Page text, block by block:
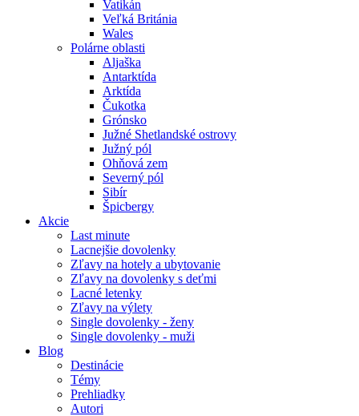
Vatikán
Veľká Británia
Wales
Polárne oblasti
Aljaška
Antarktída
Arktída
Čukotka
Grónsko
Južné Shetlandské ostrovy
Južný pól
Ohňová zem
Severný pól
Sibír
Špicbergy
Akcie
Last minute
Lacnejšie dovolenky
Zľavy na hotely a ubytovanie
Zľavy na dovolenky s deťmi
Lacné letenky
Zľavy na výlety
Single dovolenky - ženy
Single dovolenky - muži
Blog
Destinácie
Témy
Prehliadky
Autori